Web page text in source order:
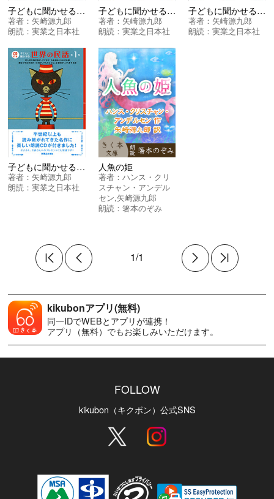
子どもに聞かせる世界の民話 第４集
著者： 矢崎源九郎
朗読：実業之日本社
子どもに聞かせる世界の民話 第３集
著者： 矢崎源九郎
朗読： 実業之日本社
子どもに聞かせる世界の民話 第２集
著者： 矢崎源九郎
朗読：実業之日本社
子どもに聞かせる世界の民話 第１集
著者： 矢崎源九郎
朗読：実業之日本社
人魚の姫
著者： ハンス・クリ
スチャン・アンデル
セン,矢崎源九郎
朗読： 箸本のぞみ
1/1
kikubonアプリ(無料)
同一IDでWEBとアプリが連携！
アプリ（無料）でもお楽しみいただけます。
FOLLOW
kikubon（キクボン）公式SNS